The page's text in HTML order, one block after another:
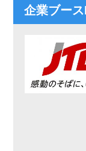
企業ブー